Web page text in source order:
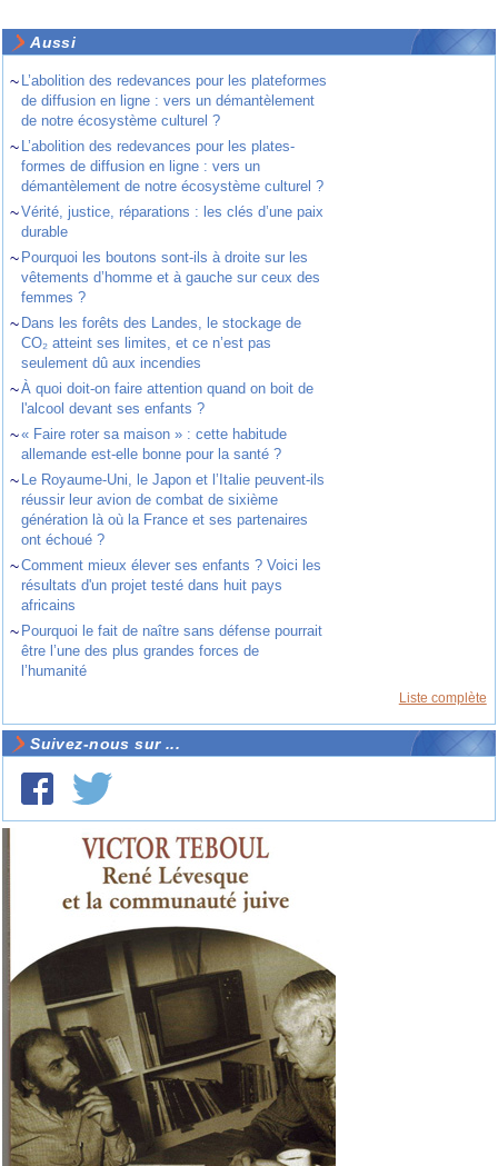
Aussi
~ L’abolition des redevances pour les plateformes
de diffusion en ligne : vers un démantèlement
de notre écosystème culturel ?
~ L’abolition des redevances pour les plates-
formes de diffusion en ligne : vers un
démantèlement de notre écosystème culturel ?
~Vérité, justice, réparations : les clés d’une paix
durable
~ Pourquoi les boutons sont-ils à droite sur les
vêtements d’homme et à gauche sur ceux des
femmes ?
~ Dans les forêts des Landes, le stockage de
CO₂ atteint ses limites, et ce n’est pas
seulement dû aux incendies
~À quoi doit-on faire attention quand on boit de
l'alcool devant ses enfants ?
~« Faire roter sa maison » : cette habitude
allemande est-elle bonne pour la santé ?
~ Le Royaume-Uni, le Japon et l’Italie peuvent-ils
réussir leur avion de combat de sixième
génération là où la France et ses partenaires
ont échoué ?
~Comment mieux élever ses enfants ? Voici les
résultats d'un projet testé dans huit pays
africains
~ Pourquoi le fait de naître sans défense pourrait
être l’une des plus grandes forces de
l’humanité
Liste complète
Suivez-nous sur ...